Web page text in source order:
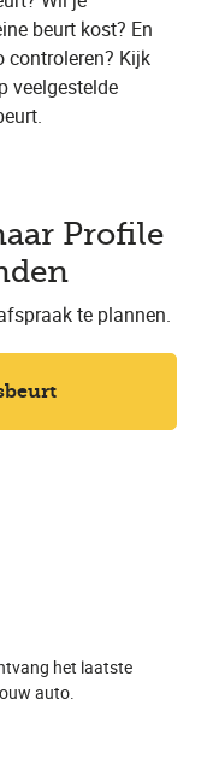
beurt kost? En
controleren? Kijk
veelgestelde
Profile
te plannen.
het laatste
auto.